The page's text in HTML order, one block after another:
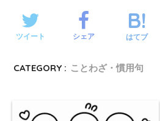
ツイート シェア はてブ
CATEGORY : ことわざ・慣用句